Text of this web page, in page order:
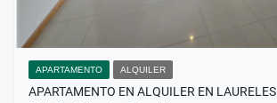
APARTAMENTO ALQUILER
APARTAMENTO EN ALQUILER EN LAURELES